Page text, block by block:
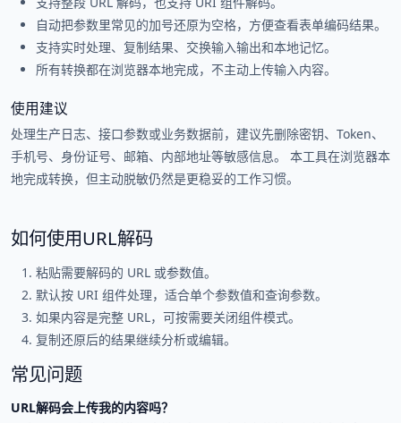
自动把参数里常见的加号还原为空格，方便查看表单编码结果。
支持实时处理、复制结果、交换输入输出和本地记忆。
所有转换都在浏览器本地完成，不主动上传输入内容。
使用建议
处理生产日志、接口参数或业务数据前，建议先删除密钥、Token、
手机号、身份证号、邮箱、内部地址等敏感信息。 本工具在浏览器本
地完成转换，但主动脱敏仍然是更稳妥的工作习惯。
如何使用URL解码
粘贴需要解码的 URL 或参数值。
默认按 URI 组件处理，适合单个参数值和查询参数。
如果内容是完整 URL，可按需要关闭组件模式。
复制还原后的结果继续分析或编辑。
常见问题
URL解码会上传我的内容吗？